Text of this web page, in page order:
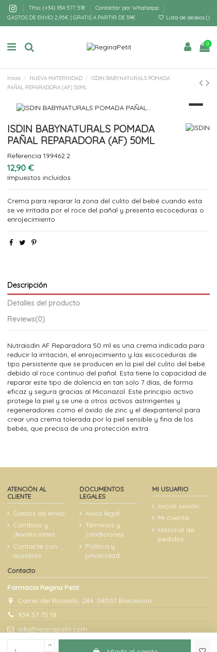
Tfno: (+34) 934 577 518
Contactar por Whatsapp
GASTOS DE ENVÍO 2,95€ | GRATIS A PARTIR DE 39€
Lista de deseos ()
0
Inicio NUEVA MATERNIDAD
ISDIN BABYNATURALS POMADA
PAÑAL REPARADORA (AF) 50ML
ISDIN BABYNATURALS POMADA
PAÑAL REPARADORA (AF) 50ML
Referencia 199462.2
12,90 €
Impuestos incluidos
Crema para reparar la zona del culito del bebé cuando esta
se ve irritada por el roce del pañal y presenta escoceduras o
enrojecimiento
Descripción
Detalles del producto
Reviews(0)
Nutraisdin AF Reparadora 50 ml es una crema indicada para
reducir la irritación, el enrojecimiento y las escoceduras de
tipo persistente que se producen en la piel del culito del bebé
debido al roce continuo del pañal. Esta tiene la capacidad de
reparar este tipo de dolencia en tan solo 7 días, de forma
eficaz y segura gracias al Miconazol. Este principio activo
protege la piel y se une a otros activos astringentes y
regeneradores como el óxido de zinc y el dexpantenol para
crear una crema tolerada por la piel sensible y fina de los
bebés, que precisa de una protección extra.
ATENCIÓN AL
CLIENTE
Gastos de envío
Cambios y
devoluciones
Contacte con
nosotros
DOCUMENTOS
LEGALES
Aviso legal
Términos y
condiciones
Politica y
privacidad
MI USUARIO
Iniciar sesión
Mi cuenta
Historial de
pedidos
Contacto
Farmacia Regina Petit
Carrer del Rosselló, 284, 08037 Barcelona
934 57 75 18
info@reginapetit.com